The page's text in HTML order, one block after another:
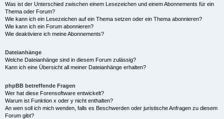
Was ist der Unterschied zwischen einem Lesezeichen und einem Abonnements für ein
Thema oder Forum?
Wie kann ich ein Lesezeichen auf ein Thema setzen oder ein Thema abonnieren?
Wie kann ich ein Forum abonnieren?
Wie deaktiviere ich meine Abonnements?
Dateianhänge
Welche Dateianhänge sind in diesem Forum zulässig?
Kann ich eine Übersicht all meiner Dateianhänge erhalten?
phpBB betreffende Fragen
Wer hat diese Forensoftware entwickelt?
Warum ist Funktion x oder y nicht enthalten?
An wen soll ich mich wenden, falls es Beschwerden oder juristische Anfragen zu diesem
Forum gibt?